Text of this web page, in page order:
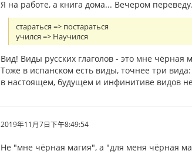
Я на работе, а книга дома... Вечером переведу.
стараться => постараться
учился => Научился
Вид! Виды русских глаголов - это мне чёрная
Тоже в испанском есть виды, точнее три
в настоящем, будущем и инфинитиве видов
2019年11月7日下午8:49:54
Не "мне чёрная магия", а "для меня чёрная